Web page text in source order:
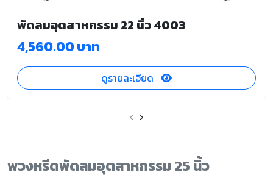
พัดลมอุตสาหกรรม 22 นิ้ว 4003
4,560.00 บาท
ดูรายละเอียด
‹ ›
พวงหรีดพัดลมอุตสาหกรรม 25 นิ้ว